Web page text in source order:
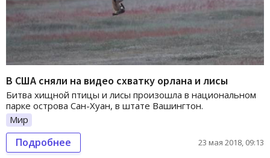
В США сняли на видео схватку орлана и лисы
Битва хищной птицы и лисы произошла в национальном
парке острова Сан-Хуан, в штате Вашингтон.
Мир
Подробнее 23 мая 2018, 09:13